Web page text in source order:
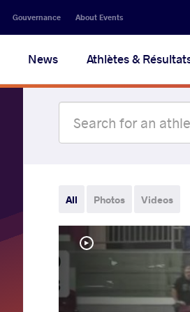
Gouvernance About Events
News Athlètes &
All Photos Videos